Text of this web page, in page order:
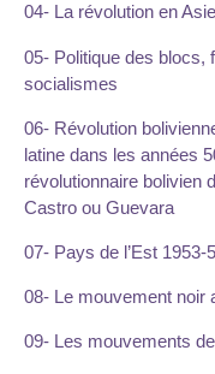
04- La révolution en
05- Politique des blocs,
socialismes
06- Révolution
latine dans les années
révolutionnaire bolivien
Castro ou Guevara
07- Pays de l’Est 1953-
08- Le mouvement noir
09- Les mouvements